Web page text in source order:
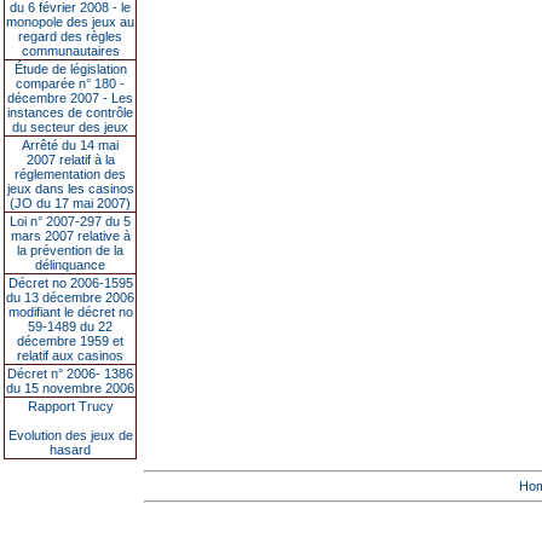
du 6 février 2008 - le
monopole des jeux au
regard des règles
communautaires
Étude de législation
comparée n° 180 -
décembre 2007 - Les
instances de contrôle
du secteur des jeux
Arrêté du 14 mai
2007 relatif à la
réglementation des
jeux dans les casinos
(JO du 17 mai 2007)
Loi n° 2007-297 du 5
mars 2007 relative à
la prévention de la
délinquance
Décret no 2006-1595
du 13 décembre 2006
modifiant le décret no
59-1489 du 22
décembre 1959 et
relatif aux casinos
Décret n° 2006- 1386
du 15 novembre 2006
Rapport Trucy
Evolution des jeux de
hasard